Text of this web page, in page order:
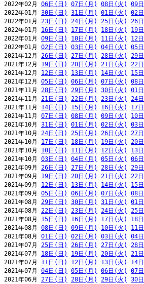
2022年02月 06日(日) 07日(月) 08日(火) 09
2022年01月 30日(日) 31日(月) 01日(火) 02
2022年01月 23日(日) 24日(月) 25日(火) 26
2022年01月 16日(日) 17日(月) 18日(火) 19
2022年01月 09日(日) 10日(月) 11日(火) 12
2022年01月 02日(日) 03日(月) 04日(火) 05
2021年12月 26日(日) 27日(月) 28日(火) 29
2021年12月 19日(日) 20日(月) 21日(火) 22
2021年12月 12日(日) 13日(月) 14日(火) 15
2021年12月 05日(日) 06日(月) 07日(火) 08
2021年11月 28日(日) 29日(月) 30日(火) 01
2021年11月 21日(日) 22日(月) 23日(火) 24
2021年11月 14日(日) 15日(月) 16日(火) 17
2021年11月 07日(日) 08日(月) 09日(火) 10
2021年10月 31日(日) 01日(月) 02日(火) 03
2021年10月 24日(日) 25日(月) 26日(火) 27
2021年10月 17日(日) 18日(月) 19日(火) 20
2021年10月 10日(日) 11日(月) 12日(火) 13
2021年10月 03日(日) 04日(月) 05日(火) 06
2021年09月 26日(日) 27日(月) 28日(火) 29
2021年09月 19日(日) 20日(月) 21日(火) 22
2021年09月 12日(日) 13日(月) 14日(火) 15
2021年09月 05日(日) 06日(月) 07日(火) 08
2021年08月 29日(日) 30日(月) 31日(火) 01
2021年08月 22日(日) 23日(月) 24日(火) 25
2021年08月 15日(日) 16日(月) 17日(火) 18
2021年08月 08日(日) 09日(月) 10日(火) 11
2021年08月 01日(日) 02日(月) 03日(火) 04
2021年07月 25日(日) 26日(月) 27日(火) 28
2021年07月 18日(日) 19日(月) 20日(火) 21
2021年07月 11日(日) 12日(月) 13日(火) 14
2021年07月 04日(日) 05日(月) 06日(火) 07
2021年06月 27日(日) 28日(月) 29日(火) 30